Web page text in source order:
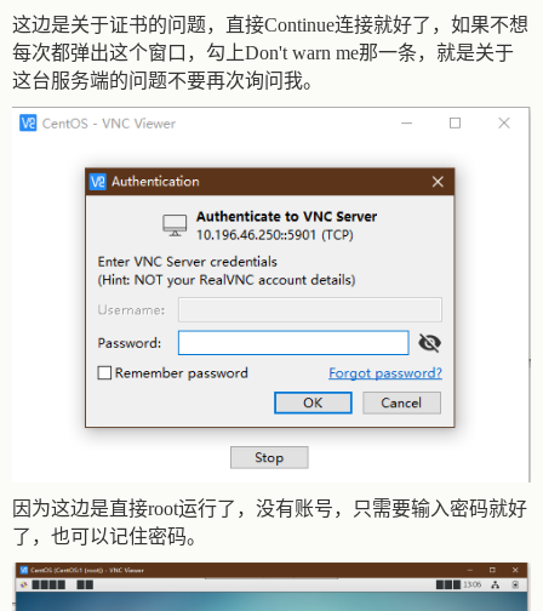
这边是关于证书的问题，直接Continue连接就好了，如果不想
每次都弹出这个窗口，勾上Don't warn me那一条，就是关于
这台服务端的问题不要再次询问我。
因为这边是直接root运行了，没有账号，只需要输入密码就好
了，也可以记住密码。